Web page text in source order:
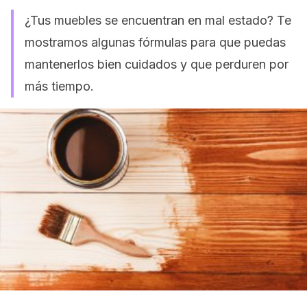
¿Tus muebles se encuentran en mal estado? Te
mostramos algunas fórmulas para que puedas
mantenerlos bien cuidados y que perduren por
más tiempo.